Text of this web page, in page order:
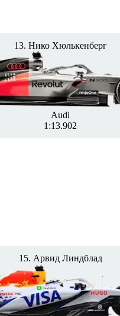
13. Нико Хюлькенберг
Audi
1:13.902
15. Арвид Линдблад